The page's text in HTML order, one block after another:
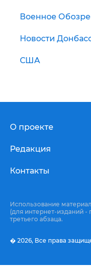
Военное
Новости
США
О проекте
Редакция
Контакты
Использование
(для интернет-изданий -
третьего абзаца.
� 2026, Все права